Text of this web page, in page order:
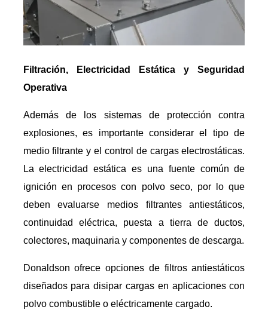
Filtración, Electricidad Estática y Seguridad
Operativa
Además de los sistemas de protección contra
explosiones, es importante considerar el tipo de
medio filtrante y el control de cargas electrostáticas.
La electricidad estática es una fuente común de
ignición en procesos con polvo seco, por lo que
deben evaluarse medios filtrantes antiestáticos,
continuidad eléctrica, puesta a tierra de ductos,
colectores, maquinaria y componentes de descarga.
Donaldson ofrece opciones de filtros antiestáticos
diseñados para disipar cargas en aplicaciones con
polvo combustible o eléctricamente cargado.